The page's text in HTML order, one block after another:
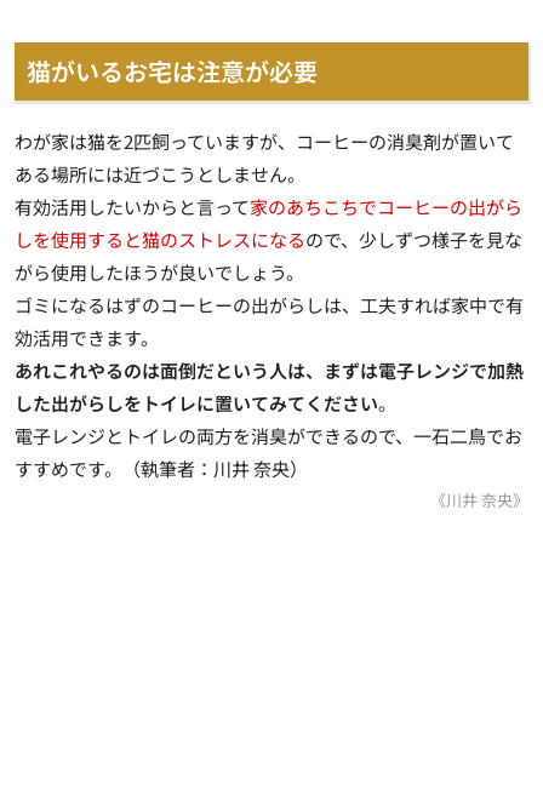
猫がいるお宅は注意が必要
わが家は猫を2匹飼っていますが、コーヒーの消臭剤が置いて
ある場所には近づこうとしません。
有効活用したいからと言って家のあちこちでコーヒーの出がら
しを使用すると猫のストレスになるので、少しずつ様子を見な
がら使用したほうが良いでしょう。
ゴミになるはずのコーヒーの出がらしは、工夫すれば家中で有
効活用できます。
あれこれやるのは面倒だという人は、まずは電子レンジで加熱
した出がらしをトイレに置いてみてください。
電子レンジとトイレの両方を消臭ができるので、一石二鳥でお
すすめです。（執筆者：川井 奈央）
《川井 奈央》